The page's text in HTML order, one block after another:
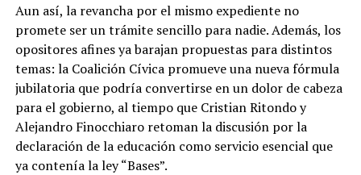
Aun así, la revancha por el mismo expediente no
promete ser un trámite sencillo para nadie. Además, los
opositores afines ya barajan propuestas para distintos
temas: la Coalición Cívica promueve una nueva fórmula
jubilatoria que podría convertirse en un dolor de cabeza
para el gobierno, al tiempo que Cristian Ritondo y
Alejandro Finocchiaro retoman la discusión por la
declaración de la educación como servicio esencial que
ya contenía la ley “Bases”.